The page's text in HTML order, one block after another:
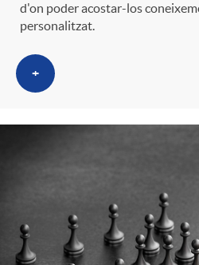
d'on poder acostar-los
personalitzat.
+